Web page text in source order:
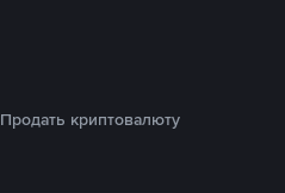
Продать криптовалюту